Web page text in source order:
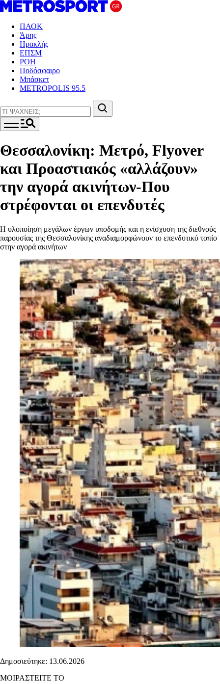
ΠΑΟΚ
Άρης
Ηρακλής
ΕΠΣΜ
ΡΟΗ
Ποδόσφαιρο
Μπάσκετ
METROPOLIS 95.5
Θεσσαλονίκη: Μετρό, Flyover
και Προαστιακός «αλλάζουν»
την αγορά ακινήτων-Που
στρέφονται οι επενδυτές
Η υλοποίηση μεγάλων έργων υποδομής και η ενίσχυση της διεθνούς
παρουσίας της Θεσσαλονίκης αναδιαμορφώνουν το επενδυτικό τοπίο
στην αγορά ακινήτων
Δημοσιεύτηκε: 13.06.2026
ΜΟΙΡΑΣΤΕΙΤΕ ΤΟ